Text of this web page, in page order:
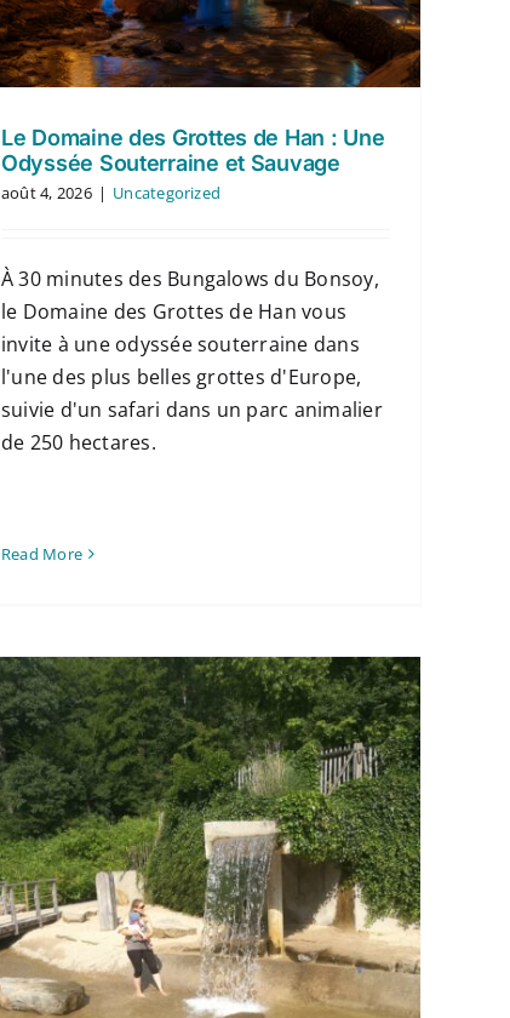
Le Domaine des Grottes de Han : Une
Odyssée Souterraine et Sauvage
août 4, 2026 | Uncategorized
À 30 minutes des Bungalows du Bonsoy,
le Domaine des Grottes de Han vous
invite à une odyssée souterraine dans
l'une des plus belles grottes d'Europe,
suivie d'un safari dans un parc animalier
de 250 hectares.
Read More